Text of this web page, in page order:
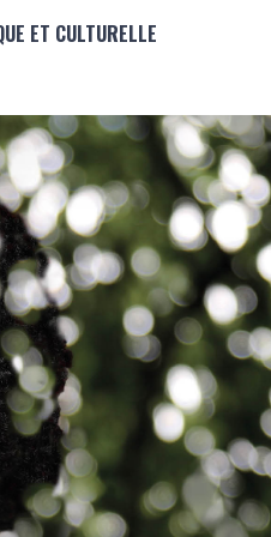
ET CULTURELLE